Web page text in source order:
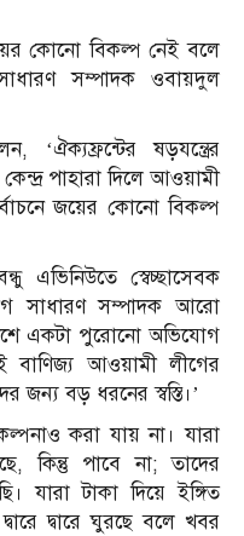
কোনো বিকল্প নেই বলে
সম্পাদক ওবায়দুল
‘ঐক্যফ্রন্টের ষড়যন্ত্রের
পাহারা দিলে আওয়ামী
জয়ের কোনো বিকল্প
এভিনিউতে স্বেচ্ছাসেবক
সাধারণ সম্পাদক আরো
একটা পুরোনো অভিযোগ
বাণিজ্য আওয়ামী লীগের
জন্য বড় ধরনের স্বস্তি।’
করা যায় না। যারা
কিন্তু পাবে না; তাদের
যারা টাকা দিয়ে ইঙ্গিত
দ্বারে ঘুরছে বলে খবর